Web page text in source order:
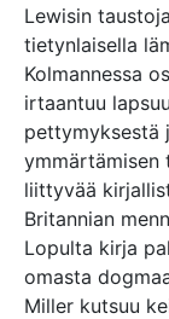
Lewisin
tietynlaisella
Kolmannessa
irtaantuu
pettymyksestä
ymmärtämisen
liittyvää
Britannian
Lopulta kirja
omasta
Miller kutsuu